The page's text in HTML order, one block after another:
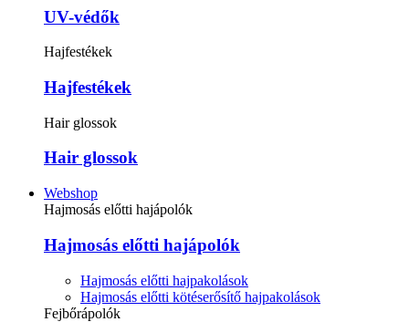
UV-védők
Hajfestékek
Hajfestékek
Hair glossok
Hair glossok
Webshop
Hajmosás előtti hajápolók
Hajmosás előtti hajápolók
Hajmosás előtti hajpakolások
Hajmosás előtti kötéserősítő hajpakolások
Fejbőrápolók